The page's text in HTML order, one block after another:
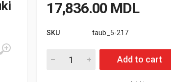
17,836.00 MDL
SKU taub_5-217
Cantitate Suport de montaj plug
Add to cart